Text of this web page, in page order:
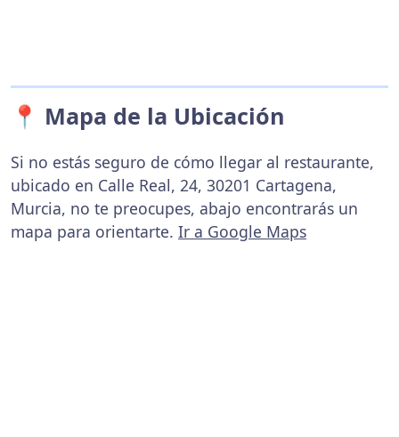
📍 Mapa de la Ubicación
Si no estás seguro de cómo llegar al restaurante,
ubicado en Calle Real, 24, 30201 Cartagena,
Murcia, no te preocupes, abajo encontrarás un
mapa para orientarte. Ir a Google Maps